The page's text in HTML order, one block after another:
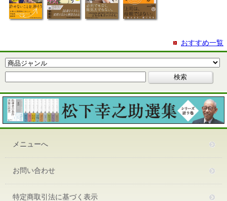
おすすめ一覧
メニューへ
お問い合わせ
特定商取引法に基づく表示